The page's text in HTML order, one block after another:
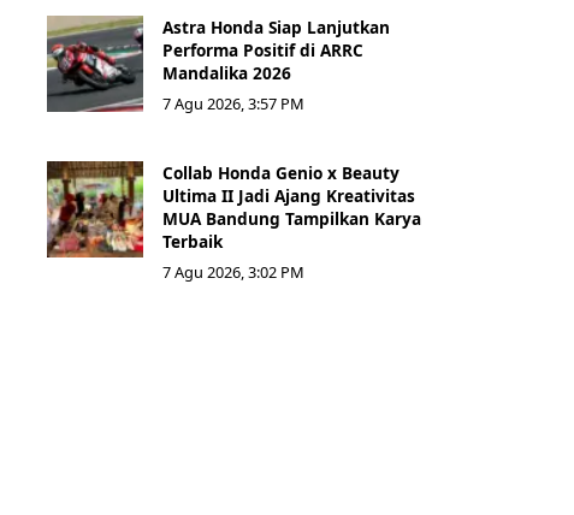
Astra Honda Siap Lanjutkan
Performa Positif di ARRC
Mandalika 2026
7 Agu 2026, 3:57 PM
Collab Honda Genio x Beauty
Ultima II Jadi Ajang Kreativitas
MUA Bandung Tampilkan Karya
Terbaik
7 Agu 2026, 3:02 PM